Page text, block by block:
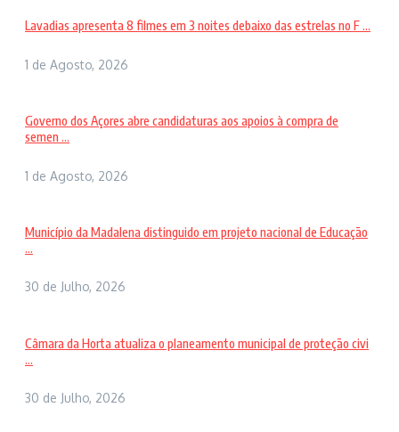
Lavadias apresenta 8 filmes em 3 noites debaixo das estrelas no F ...
1 de Agosto, 2026
Governo dos Açores abre candidaturas aos apoios à compra de
semen ...
1 de Agosto, 2026
Município da Madalena distinguido em projeto nacional de Educação
...
30 de Julho, 2026
Câmara da Horta atualiza o planeamento municipal de proteção civi
...
30 de Julho, 2026